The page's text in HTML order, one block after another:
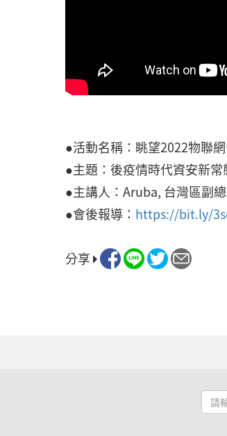
●活動名稱：眺望2022物聯
●主題：後疫情時代資安新
●主講人：Aruba, 台灣區副
●會後報導： https://bit.ly/
分享
請
輸